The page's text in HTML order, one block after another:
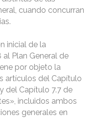
cuando concurran
inicial de la
Plan General de
por objeto la
artículos del Capítulo
del Capítulo 7.7 de
incluidos ambos
generales en